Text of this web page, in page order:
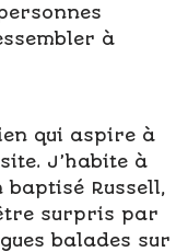
à
qui aspire à
J’habite à
baptisé Russell,
surpris par
balades sur